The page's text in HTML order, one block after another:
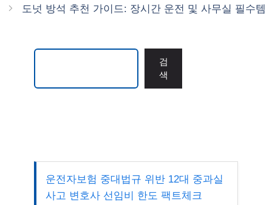
도넛 방석 추천 가이드: 장시간 운전 및 사무실 필수템
검
색
운전자보험 중대법규 위반 12대 중과실
사고 변호사 선임비 한도 팩트체크